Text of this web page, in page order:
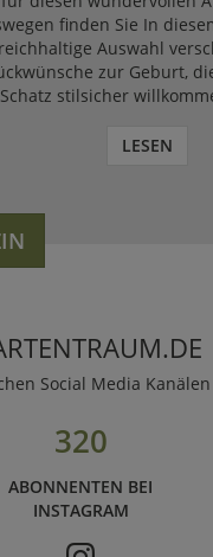
finden Sie In
reichhaltige Auswahl
zur Geburt,
Schatz stilsicher
LESEN
Social Media Kanälen
320
ABONNENTEN BEI
INSTAGRAM